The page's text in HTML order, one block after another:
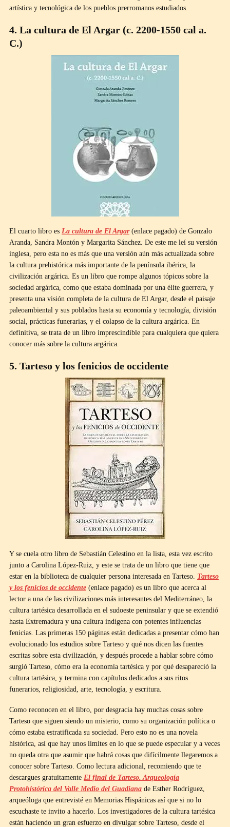
artística y tecnológica de los pueblos prerromanos estudiados.
4. La cultura de El Argar (c. 2200-1550 cal a.
C.)
El cuarto libro es La cultura de El Argar(enlace pagado) de Gonzalo
Aranda, Sandra Montón y Margarita Sánchez. De este me leí su versión
inglesa, pero esta no es más que una versión aún más actualizada sobre
la cultura prehistórica más importante de la península ibérica, la
civilización argárica. Es un libro que rompe algunos tópicos sobre la
sociedad argárica, como que estaba dominada por una élite guerrera, y
presenta una visión completa de la cultura de El Argar, desde el paisaje
paleoambiental y sus poblados hasta su economía y tecnología, división
social, prácticas funerarias, y el colapso de la cultura argárica. En
definitiva, se trata de un libro imprescindible para cualquiera que quiera
conocer más sobre la cultura argárica.
5. Tarteso y los fenicios de occidente
Y se cuela otro libro de Sebastián Celestino en la lista, esta vez escrito
junto a Carolina López-Ruiz, y este se trata de un libro que tiene que
estar en la biblioteca de cualquier persona interesada en Tarteso. Tarteso
y los fenicios de occidente (enlace pagado) es un libro que acerca al
lector a una de las civilizaciones más interesantes del Mediterráneo, la
cultura tartésica desarrollada en el sudoeste peninsular y que se extendió
hasta Extremadura y una cultura indígena con potentes influencias
fenicias. Las primeras 150 páginas están dedicadas a presentar cómo han
evolucionado los estudios sobre Tarteso y qué nos dicen las fuentes
escritas sobre esta civilización, y después procede a hablar sobre cómo
surgió Tarteso, cómo era la economía tartésica y por qué desapareció la
cultura tartésica, y termina con capítulos dedicados a sus ritos
funerarios, religiosidad, arte, tecnología, y escritura.
Como reconocen en el libro, por desgracia hay muchas cosas sobre
Tarteso que siguen siendo un misterio, como su organización política o
cómo estaba estratificada su sociedad. Pero esto no es una novela
histórica, así que hay unos límites en lo que se puede especular y a veces
no queda otra que asumir que habrá cosas que difícilmente llegaremos a
conocer sobre Tarteso. Como lectura adicional, recomiendo que te
descargues gratuitamente El final de Tarteso. Arqueología
Protohistórica del Valle Medio del Guadiana de Esther Rodríguez,
arqueóloga que entrevisté en Memorias Hispánicas así que si no lo
escuchaste te invito a hacerlo. Los investigadores de la cultura tartésica
están haciendo un gran esfuerzo en divulgar sobre Tarteso, desde el